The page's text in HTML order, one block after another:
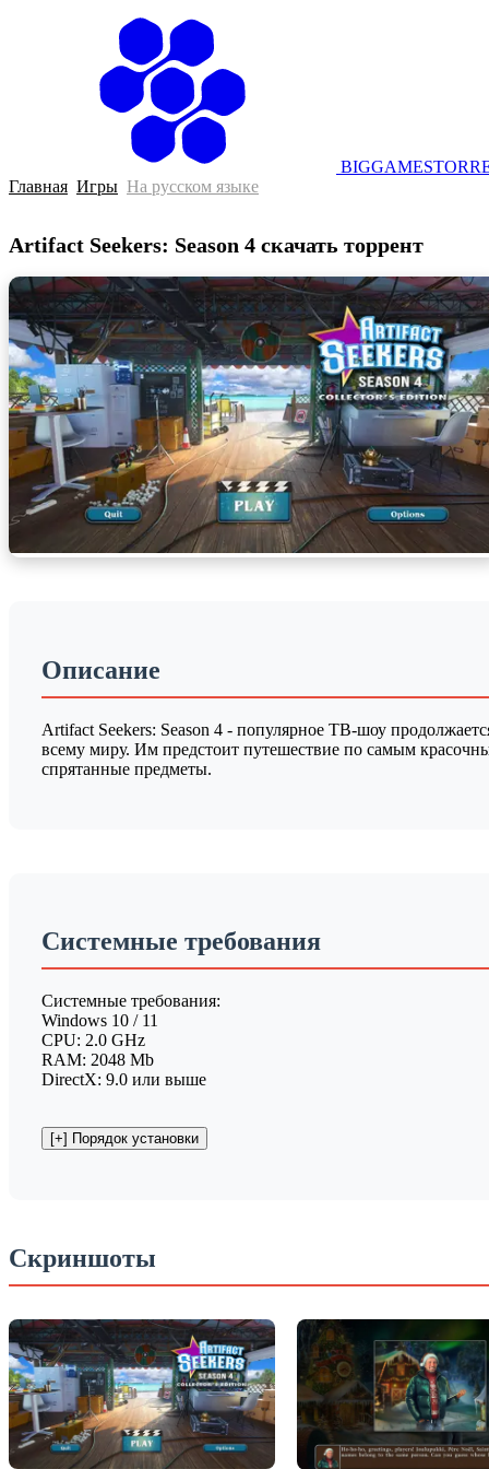
Главная Игры На русском языке
Artifact Seekers: Season 4 скачать торрент
Описание
Artifact Seekers: Season 4 - популярное ТВ-шоу
всему миру. Им предстоит путешествие по самым
спрятанные предметы.
Системные требования
Системные требования:
Windows 10 / 11
CPU: 2.0 GHz
RAM: 2048 Mb
DirectX: 9.0 или выше
Скриншоты